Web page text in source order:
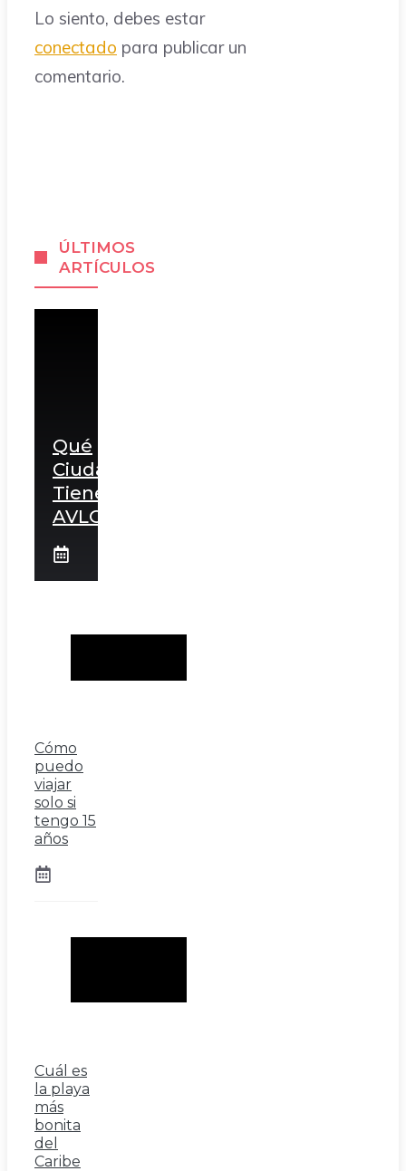
Lo siento, debes estar
conectado para publicar un
comentario.
ÚLTIMOS
ARTÍCULOS
Qué
Ciudades
Tienen
AVLO
Cómo
puedo
viajar
solo si
tengo 15
años
Cuál es
la playa
más
bonita
del
Caribe